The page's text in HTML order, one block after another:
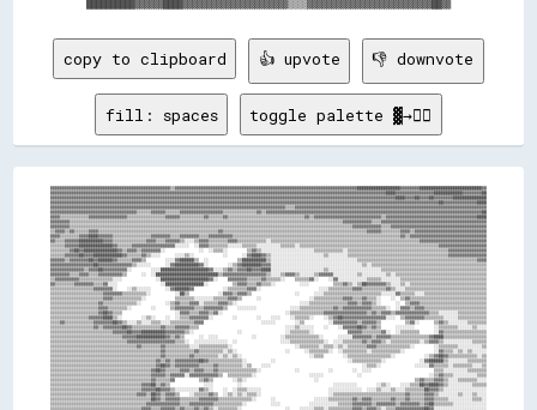
copy to clipboard 👍 upvote 👎 downvote
fill: spaces toggle palette ▓→✊🏽
▓▓▓▓▓▓▓▓▓▓▓▓▓▓▓▓▓▓▓▓▓▓▓▓▓▓▓▓▓▓▓▓▓▓▓▓▓▓▓▓▓▓▓▓▓▓▓▓▓▓▒▒▓▓▓▓▓▓▓▓▓▓▓▓▓▓▓▓▓▓▓▓▓▓▓▓▓▓▓▓▓▓▓▓▓▓▓▓▓▓▓▓▓▓▓▓▓▓▓▓▓▓▓▓▓▓▓▓▓▓▓▓▓▓▓▓▓▓▓▓▓▓▓▓▓▓▓▓██████████████████▓▓▓▓▓▓▓▓██████████████████████████▓▓
▓▓▓▓▓▓▓▓▓▓▓▓▓▓▓▓▓▓▓▓▓▓▓▓▓▓▓▓▓▓▓▓▓▓▓▓▓▓▓▓▓▓▓▓▓▓▓▓▓▓▓▓▓▓▓▓▓▓▓▓▓▓▓▓▓▓▓▓▓▓▓▓▓▓▓▓▓▓▓▓▓▓▓▓▓▓▓▓▓▓▓▓▓▓▓▓▓▓▓▓▓▓▓▓▓▓▓▓▓▓▓▓▓▓▓▓▓▓▓▓▓▓▓▓▓▓▓▓▓▓▓▓▓▓▓▓▓▓▓▓████▓▓▓▓▓▓▓▓▓▓▓▓▓▓▓▓████████████▓▓▓▓▓▓▓▓██
▓▓▓▓▓▓▓▓▓▓▓▓▓▓▓▓▓▓▓▓▓▓▓▓▓▓▓▓▓▓▓▓▓▓▓▓▓▓▓▓▓▓▓▓▓▓▓▓▓▓▓▓▓▓▓▓▓▓▓▓▓▓▓▓▓▓▓▓▓▓▓▓▓▓▓▓▓▓▓▓▓▓▓▓▓▓▓▓▓▓▓▓▓▓▓▓▓▓▓▓▓▓▓▓▓▓▓▓▓▓▓▓▓▓▓▓▓▓▓▓▓▓▓▓▓▓▓▓▓▓▓▓▓▓▓▓▓▓▓▓▓▓▓▓████▓▓▓▓██▓▓▓▓██▓▓▓▓▓▓▓▓██████████████
▓▓▓▓▓▓▓▓▓▓▓▓▓▓▓▓▓▓▓▓▓▓▓▓▓▓▓▓▓▓▓▓▓▓▓▓▓▓▓▓▓▓▓▓▓▓▓▓▓▓▓▓▓▓▓▓▓▓▓▓▓▓▓▓▓▓▓▓▓▓▓▓▓▓▓▓▓▓▓▓▓▓▓▓▓▓▓▓▓▓▓▓▓▓▓▓▓▓▓▓▓▓▓▓▓▓▓▓▓▓▓▓▓▓▓▓▓▓▓▓▓▓▓▓▓▓▓▓▓▓▓▓▓▓▓▓▓▓▓▓▓▓▓▓▓▓▓▓▓▓▓▓▓▓▓▓▓▓▓▓▓▓██▓▓▓▓▓▓▓▓▓▓▓▓▓▓████
▓▓▓▓▓▓▓▓▓▓▓▓▓▓▓▓▓▓▓▓▓▓▓▓▓▓▓▓▓▓▓▓▓▓▓▓▓▓▓▓▓▓▓▓▓▓▓▓▓▓▓▓▓▓▓▓▓▓▓▓▓▓▓▓▓▓▓▓▓▓▓▓▓▓▓▓▓▓▓▓▓▓▓▓▓▓▓▓▓▓▓▓▓▓▓▓▓▓▒▒▒▒▓▓▓▓▓▓▓▓▓▓▓▓▓▓▓▓▓▓▓▓▓▓▓▓▓▓▓▓▓▓▓▓▓▓▓▓▓▓▓▓▓▓▓▓▓▓▓▓▓▓▓▓▓▓▓▓▓▓▓▓▓▓▓▓▓▓▓▓▓▓▓▓▓▓▓▓▓▓▓▓
▓▓▓▓▓▓▓▓▓▓▓▓▓▓▓▓▓▓▓▓▓▓▓▓▓▓▓▓▓▓▓▓▓▓▓▓▒▒▒▒▒▒▓▓▓▓▓▓▒▒▒▒▒▒▓▓▓▓▓▓▓▓▓▓▓▓▓▓▓▓▓▓▒▒▒▒▒▒▒▒▒▒▒▒▒▒▓▓▒▒▓▓▓▓▓▓▓▓▓▓▓▓▓▓▓▓▓▓▓▓▓▓▓▓▓▓▓▓▓▓▓▓▓▓▓▓▓▓▓▓▓▓▓▓▓▓▓▓▓▓▓▓▓▓▓▓▓▓▓▓▓▓▓▓▓▓▓▓▓▓▓▓▓▓▓▓▓▓▓▓▓▓▓▓▓▓▓▓▓▓██
▓▓▓▓▒▒▒▒▒▒▒▒▒▒▒▒▓▓▓▓▓▓▓▓▓▓▓▓▓▓▓▓▒▒▒▒▒▒▒▒▒▒▒▒▒▒▒▒▓▓▓▓▓▓▒▒▒▒▒▒▒▒▒▒▓▓▒▒▒▒▒▒▓▓▒▒▒▒▒▒▒▒▒▒▒▒▒▒▒▒▒▒▒▒▒▒▒▒▒▒▒▒▒▒▒▒▓▓▒▒▓▓▓▓▓▓▓▓▓▓▓▓▓▓▓▓▓▓▓▓▓▓▓▓▓▓▓▓▒▒▓▓▓▓▓▓▓▓▓▓▓▓▓▓▓▓▓▓▓▓▓▓▓▓▓▓▓▓▓▓▓▓▓▓▓▓▓▓████
▓▓▓▓▓▓▓▓▒▒▒▒▒▒▒▒▒▒▒▒▒▒▒▒▒▒▒▒▒▒▒▒▒▒▒▒▒▒▒▒▒▒▒▒▒▒▒▒▒▒▒▒▒▒▒▒▒▒▒▒▒▒▒▒▒▒▒▒▒▒▒▒▒▒▒▒▒▒▒▒▒▒▒▒▒▒▒▒▒▒▒▒▒▒▒▒▒▒▒▒▒▒▒▒▒▒▒▒▒▒▒▒▒▒▒▒▒▒▒▒▒▒▓▓▓▓▓▓▓▓▓▓▓▓▒▒▒▒▓▓▓▓▓▓▓▓▓▓▓▓▓▓▓▓▓▓▓▓▓▓▓▓▓▓▓▓▓▓▓▓▓▓▓▓▓▓▓▓▓▓▓▓
▓▓▓▓▓▓▓▓▒▒▒▒▒▒▒▒▒▒▒▒▒▒▒▒▒▒▒▒▒▒▒▒▒▒▒▒▒▒▒▒▒▒▒▒▒▒▒▒▒▒▒▒▒▒▒▒▒▒▒▒▒▒▒▒▒▒▒▒▒▒▒▒▒▒▒▒▒▒▒▒▒▒▒▒▒▒▒▒▒▒▒▒▒▒▒▒▒▒▒▒▒▒▒▒▒▒▒▒▒▒▒▒▒▒▒▒▒▒▒▒▒▒▒▒▒▒▓▓▓▓▓▓▓▓▓▓▓▓▒▒▒▒▓▓▓▓▓▓▓▓▓▓▓▓▓▓▓▓▓▓▓▓▓▓▓▓▓▓▓▓▓▓▓▓▓▓▓▓▓▓▓▓
▒▒▓▓▓▓▒▒▓▓▒▒▒▒▒▒▓▓▓▓▒▒▒▒▒▒▒▒▒▒▒▒▒▒▒▒▒▒▒▒▒▒▒▒▒▒▒▒▒▒▒▒▒▒▒▒▒▒▒▒▒▒▒▒▒▒▒▒▒▒▓▓▒▒▒▒▒▒▒▒▒▒▒▒▒▒▒▒▒▒▒▒▒▒▒▒▒▒▒▒▒▒▒▒▒▒▒▒▒▒▒▒▒▒▒▒▒▒▒▒▒▒▒▒▒▒▒▒▒▒▒▒▓▓▓▓▓▓▒▒▒▒▒▒▒▒▓▓▓▓▒▒▓▓▓▓▓▓▓▓▓▓▓▓▓▓▓▓▓▓▓▓▓▓▓▓▓▓▓▓▓▓
▓▓▓▓▒▒▒▒▒▒▒▒▓▓▓▓████▓▓▓▓▓▓▒▒▒▒▒▒▒▒▒▒▒▒▒▒▒▒▓▓▓▓▓▓▓▓▒▒▒▒▓▓▓▓▓▓▓▓▒▒▒▒▓▓▓▓▓▓▓▓▓▓▒▒▒▒▒▒▒▒▒▒▒▒▒▒▒▒▒▒▒▒▒▒▒▒▒▒▒▒▒▒▒▒▒▒▒▒▒▒▒▒▒▒▒▒▒▒▒▒▒▒▒▒▒▒▒▒▒▒▒▒▒▒▒▒▒▒▒▒▒▒▓▓▒▒▓▓▓▓▓▓▓▓▓▓▓▓▓▓▓▓▓▓▓▓▓▓▓▓▓▓▓▓▓▓▓▓
▓▓▒▒▒▒▓▓▓▓▓▓██████████▓▓▓▓▒▒▒▒▒▒▒▒▒▒▒▒▒▒▓▓▓▓▒▒▒▒▓▓▓▓▓▓▒▒░░░░▒▒▓▓▓▓▒▒▒▒▒▒▒▒▓▓▓▓▒▒▒▒▒▒▒▒▒▒▒▒░░▒▒▒▒▒▒▒▒▒▒▒▒▒▒▒▒▒▒▒▒▒▒▒▒▒▒▒▒▒▒▒▒▒▒▒▒▒▒▒▒▒▒▒▒▒▒▒▒▒▒▒▒▒▒▒▒▒▒▒▒▒▒▓▓▓▓▓▓▓▓▓▓▓▓▓▓▓▓▓▓▓▓▓▓▓▓▓▓▓▓
▒▒▒▒▒▒▓▓▓▓▓▓██████████████▓▓▒▒▒▒▒▒▓▓▓▓▓▓▓▓▓▓▓▓▓▓▓▓▓▓░░░░░░  ░░▓▓▓▓▒▒▒▒▒▒▒▒░░░░░░▒▒▒▒▒▒░░░░░░░░░░▒▒▒▒▒▒░░▒▒▒▒▒▒▒▒▒▒▒▒▒▒▒▒▒▒▒▒▒▒▒▒▒▒▒▒▒▒▒▒▒▒▒▒▒▒▒▒▒▒▒▒▒▒▒▒▒▒▒▒▒▒▒▒▒▒▓▓▓▓▓▓▓▓▓▓▓▓▓▓▓▓▓▓▓▓
▒▒▒▒▒▒▒▒▓▓██▓▓██████████████▓▓▒▒▓▓▓▓▒▒▓▓▓▓▓▓▓▓░░              ░░  ░░▒▒▒▒░░        ▒▒▓▓▒▒░░░░░░░░░░░░░░░░░░░░░░▒▒▒▒▒▒▒▒▒▒▒▒░░▒▒▒▒▒▒▒▒▒▒▒▒▒▒▒▒▒▒▒▒▒▒▒▒▒▒▒▒▒▒▒▒▒▒▒▒▒▒▒▒▒▒▓▓▓▓▓▓▓▓▓▓▓▓▓▓▓▓
▒▒▒▒▒▒▓▓▓▓▓▓██▓▓▓▓████████████▓▓▒▒▒▒▒▒▓▓▒▒░░░░      ░░░░▒▒░░            ░░      ░░▓▓████▓▓▒▒░░░░░░░░░░░░░░░░░░░░░░▒▒░░░░░░░░▒▒▒▒▒▒▒▒▒▒▒▒▒▒▒▒▒▒▒▒▒▒▒▒▒▒▒▒▒▒▒▒▒▒▒▒▒▒▒▒▒▒▓▓▓▓▓▓▓▓▓▓▓▓▓▓▓▓
▓▓▓▓▓▓▒▒▓▓▓▓▓▓▓▓██▓▓██████▓▓▒▒▒▒▒▒▓▓▓▓▒▒        ░░░░▓▓██████▒▒  ░░            ▒▒██████████▒▒░░░░░░░░░░░░░░░░░░░░░░░░░░░░░░░░░░░░▒▒▒▒▒▒▒▒▒▒▒▒▒▒▒▒▒▒▒▒▒▒▒▒▒▒▒▒▒▒▒▒▒▒▒▒▒▒▒▒▒▒▒▒▒▒▒▒▒▒▓▓▓▓
▓▓▓▓▓▓▓▓▓▓▓▓▓▓▓▓▓▓██▓▓▓▓▓▓▓▓▓▓▓▓▓▓▒▒░░░░░░      ░░▓▓██████████▓▓░░        ░░▒▒▓▓████████▓▓▓▓░░░░░░░░░░░░░░░░░░░░░░░░░░░░░░░░░░░░░░▒▒░░▒▒▒▒▒▒▒▒▒▒▒▒▒▒▒▒▒▒▒▒▒▒▒▒▒▒▒▒▒▒▒▒▒▒▒▒▒▒▒▒▒▒▒▒▒▒▒▒
▓▓▓▓▓▓▓▓▓▓▓▓▓▓▒▒▓▓▓▓██▓▓▓▓▓▓▓▓▓▓░░        ░░░░████████████████████▓▓░░░░▒▒▓▓▒▒▓▓▓▓██▓▓▓▓████░░░░░░░░░░░░░░░░░░░░░░▒▒░░░░░░░░░░░░░░░░░░░░░░▒▒▒▒▒▒▒▒▒▒▒▒▒▒▒▒▒▒▒▒▒▒▒▒▒▒▒▒▒▒▒▒▒▒▒▒▒▒▒▒▒▒▒▒
▓▓▓▓▓▓▓▓▒▒▒▒▓▓▓▓▒▒▒▒▓▓▓▓▓▓▓▓▓▓▒▒      ░░  ░░██████████████████████████▒▒▓▓▓▓▓▓▓▓▓▓▓▓▓▓▓▓▓▓▒▒░░░░▒▒▓▓▓▓▒▒░░░░░░▒▒▓▓▓▓▓▓░░░░░░░░░░▒▒░░░░░░░░░░▒▒░░▒▒▒▒▒▒▒▒▒▒▒▒▒▒▒▒▒▒▒▒▒▒▒▒▒▒▒▒▒▒▒▒▒▒▒▒▒▒
▒▒▓▓▓▓▓▓▓▓▓▓▒▒▒▒▒▒▒▒▒▒▒▒▒▒░░░░              ░░████████████████████▓▓░░    ▓▓▓▓▓▓▓▓▒▒▒▒▒▒▓▓▒▒▒▒▒▒░░    ▒▒▒▒▒▒▓▓░░    ░░▓▓░░░░░░░░░░░░▒▒▒▒▒▒░░░░░░░░▒▒▒▒▒▒▒▒▒▒▒▒▒▒▒▒▒▒▒▒▒▒▒▒▒▒▒▒▒▒▒▒▒▒▒▒
▓▓▒▒▒▒▒▒▒▒▓▓▓▓▓▓▓▓▒▒▒▒▓▓░░░░                  ░░████████████████░░          ▒▒▓▓▓▓▒▒▒▒▓▓▒▒▒▒░░          ░░░░          ▒▒▒▒▓▓▒▒░░▒▒██▓▓▓▓▓▓▓▓▒▒░░░░▒▒░░▒▒▒▒▒▒▒▒▒▒▒▒▒▒▒▒▒▒▒▒▒▒▒▒▒▒▒▒▒▒▒▒
▒▒▒▒▒▒▒▒▒▒▒▒▒▒▒▒▒▒▓▓▓▓▓▓▓▓░░    ░░▒▒░░░░░░      ░░▓▓██████▓▓            ░░▒▒▒▒▒▒▒▒▓▓▓▓░░                        ░░░░▒▒▒▒▒▒▒▒▒▒▓▓▓▓▒▒▒▒▒▒▒▒▒▒▓▓▒▒░░░░▒▒▒▒▒▒▒▒▒▒▒▒▒▒▒▒▒▒▒▒▒▒▒▒▒▒▒▒▒▒▒▒▒▒
▒▒▒▒▒▒▒▒▒▒▒▒▒▒▒▒▒▒▒▒▒▒▓▓▓▓▓▓▓▓▒▒▒▒▒▒▒▒▒▒░░          ░░██▒▒            ░░▓▓▓▓▒▒▓▓▓▓▒▒                  ░░      ░░░░▒▒▒▒▒▒▒▒▒▒▒▒▒▒▒▒▒▒▒▒▒▒▒▒░░░░░░▓▓▒▒▒▒▒▒░░░░▒▒▒▒▒▒▒▒▒▒▒▒▒▒▒▒▒▒▒▒▒▒▒▒▒▒
▒▒▒▒▒▒▒▒▒▒▒▒▒▒▒▒▒▒▒▒▒▒▓▓▓▓▒▒▒▒▒▒▒▒▒▒▒▒░░            ▒▒▒▒▒▒▒▒░░░░░░░░▒▒▒▒▒▒▓▓▓▓▒▒      ░░                    ░░▒▒▒▒▒▒▒▒▒▒▒▒▓▓▓▓▒▒▒▒▓▓▒▒▒▒░░    ░░  ▒▒▓▓▒▒▒▒▒▒▒▒▒▒▒▒▒▒▒▒▒▒▒▒▒▒▒▒▒▒▒▒▒▒▒▒
▒▒▒▒▒▒▒▒▒▒▒▒▒▒▒▒▒▒▒▒▓▓▒▒▒▒▒▒▒▒▒▒▒▒▒▒░░          ░░▒▒▓▓▒▒▒▒▓▓▓▓░░▒▒▒▒▒▒▓▓▓▓▒▒░░                          ░░░░▒▒▒▒▒▒▒▒▒▒▒▒▒▒▒▒▓▓▓▓▒▒▓▓▓▓▒▒░░      ░░  ▒▒▓▓▓▓▒▒▒▒▒▒▒▒▒▒▒▒▒▒▒▒▒▒▒▒▒▒▒▒▒▒▒▒
▒▒▒▒▒▒▒▒▒▒▒▒▒▒▒▒▒▒▒▒▓▓▓▓▒▒▒▒▒▒▒▒░░        ░░      ▒▒▓▓▓▓▓▓▓▓▒▒▒▒▓▓▓▓▓▓▓▓▒▒    ░░░░░░░░              ░░░░▒▒▒▒▒▒▒▒▒▒▒▒▒▒▓▓▒▒▓▓▓▓▓▓▓▓▓▓▓▓▒▒▒▒▒▒░░  ░░▓▓▓▓▒▒▓▓▓▓▒▒▒▒▒▒▒▒▒▒▒▒▒▒▒▒▒▒▒▒▒▒▒▒▒▒
▒▒▒▒▒▒▒▒▒▒▒▒▒▒▒▒▒▒▒▒▓▓██▓▓▒▒▒▒                      ░░▓▓▓▓▒▒▒▒▓▓▓▓▒▒▓▓░░                          ░░▒▒▒▒▒▒▒▒▒▒▒▒▒▒▓▓▓▓▓▓▓▓▓▓▓▓▓▓▓▓▓▓▒▒▓▓▒▒▓▓▓▓▒▒▓▓▓▓▓▓▓▓▓▓▓▓▓▓▒▒▒▒░░░░░░░░▒▒▒▒▒▒▒▒▒▒▒▒
▒▒▒▒▒▒▒▒▒▒▒▒▒▒▒▒▓▓▓▓▓▓████▒▒░░        ░░▒▒░░    ░░  ░░▒▒▒▒▓▓▓▓▓▓▓▓░░        ░░        ░░    ░░░░    ░░▒▒▒▒▒▒░░    ░░▒▒▓▓██▓▓▓▓▓▓▓▓▓▓▓▓▓▓▓▓▓▓░░░░  ▒▒▓▓▓▓▓▓▓▓▒▒▒▒▒▒▒▒░░░░░░▒▒▒▒▒▒▒▒▒▒▒▒
▒▒▒▒▓▓▒▒▒▒▒▒▒▒▒▒▒▒▓▓▓▓▓▓▓▓██▓▓▒▒░░░░▒▒░░░░▒▒▒▒░░░░▒▒▒▒▒▒▒▒▒▒▓▓▓▓                        ░░░░░░        ░░▒▒          ░░▓▓▓▓▓▓▓▓▓▓▒▒▓▓▓▓▓▓▒▒          ▒▒▓▓░░      ▒▒▓▓▒▒░░░░░░░░▒▒▒▒▒▒▒▒
▒▒▒▒▒▒▒▒▒▒▒▒▒▒▒▒▒▒▓▓▒▒▓▓▓▓▓▓▓▓██▓▓▒▒▒▒▒▒▒▒▒▒▒▒▓▓▒▒▒▒▓▓▓▓▓▓▒▒▒▒                                    ░░░░▒▒░░░░░░    ░░    ░░▓▓▓▓▓▓██▓▓▒▒▓▓▒▒      ░░░░░░░░        ░░▒▒▒▒▒▒▒▒░░░░░░▒▒░░░░
▒▒▒▒▒▒▒▒▒▒▒▒▒▒▒▒▒▒▒▒▒▒▒▒▒▒▓▓▓▓▓▓██▓▓▓▓██████████▓▓▓▓▓▓▓▓▒▒░░                  ░░                  ░░▒▒▒▒▒▒▒▒░░              ▓▓▓▓▓▓▒▒▒▒▒▒▒▒▓▓░░  ░░▒▒▒▒▒▒▒▒      ░░▓▓▒▒▒▒▒▒▒▒▒▒▒▒▒▒▒▒▒▒
▒▒▒▒▒▒▒▒▒▒▒▒▒▒▒▒▒▒▒▒▒▒▒▒▒▒▒▒▒▒▓▓▓▓▓▓████████████▓▓▒▒▓▓▒▒      ░░  ░░░░              ░░          ░░▒▒▒▒▒▒▒▒▒▒▒▒▒▒░░      ░░░░░░▓▓▓▓▓▓▓▓▒▒▓▓▓▓▓▓▒▒▒▒▒▒▒▒▒▒▒▒▒▒▒▒▓▓████▒▒▒▒▒▒▒▒▒▒▒▒▒▒▒▒▒▒
▒▒▒▒▒▒▒▒▒▒▒▒▒▒▒▒▒▒▒▒▒▒▒▒▒▒▒▒▒▒▒▒▓▓▓▓▓▓▓▓▓▓▓▓▓▓▓▓▓▓▓▓▒▒▒▒░░  ░░░░░░░░░░░░░░  ░░                  ░░░░▒▒▒▒▒▒▒▒▒▒▒▒▒▒░░  ░░░░▒▒▒▒▒▒▒▒▓▓▒▒▓▓▓▓▒▒░░▒▒▒▒▒▒▒▒▒▒▒▒░░▒▒▓▓▓▓▒▒░░░░░░░░░░░░▒▒▒▒▒▒
▒▒▒▒▒▒▒▒▒▒▒▒▒▒▒▒▒▒▒▒▒▒▒▒▒▒▒▒▒▒▒▒▒▒▒▒▓▓▒▒▒▒▒▒▒▒▓▓▒▒▒▒▒▒▒▒▒▒░░░░▒▒▒▒▒▒▒▒▒▒▒▒░░                          ░░▒▒▒▒▒▒▒▒░░▒▒▒▒░░▒▒░░▒▒▒▒▒▒▒▒▓▓▓▓▒▒▒▒▒▒▒▒▒▒▒▒▒▒░░        ░░▒▒▒▒▒▒▒▒░░░░░░░░░░▒▒
▒▒▒▒▒▒▒▒▒▒▒▒▒▒▒▒▒▒▒▒▒▒▒▒▒▒▒▒▒▒▒▒▒▒▒▒▒▒▒▒▒▒▒▒▒▒▓▓▒▒▒▒▒▒▒▒▒▒▒▒▓▓▒▒▒▒▒▒▒▒▒▒░░▒▒░░                    ░░      ░░▒▒▒▒▒▒▒▒░░  ░░▒▒▒▒▒▒▒▒▒▒░░▒▒▒▒▒▒▒▒▒▒▒▒░░            ░░▓▓▒▒▒▒░░▒▒░░▒▒░░░░░░
▒▒▒▒▒▒▒▒▒▒▒▒▒▒▒▒▒▒▒▒▒▒▒▒▒▒▒▒▒▒▒▒▒▒▒▒▒▒▒▒▒▒▒▒▒▒▓▓▒▒▒▒▒▒▒▒▒▒▓▓▒▒▒▒▒▒▒▒▒▒░░▒▒░░▒▒░░                            ░░▒▒▒▒        ░░▒▒▒▒▒▒▒▒▒▒▒▒▒▒▒▒▒▒░░            ░░▒▒▓▓██▓▓▒▒▒▒▒▒▒▒▒▒▒▒░░▒▒
▒▒▒▒▒▒▒▒▒▒▒▒▒▒▒▒▒▒▒▒▒▒▒▒▒▒▒▒▒▒▒▒▒▒▒▒▒▒▒▒▒▒▒▒▓▓▒▒▓▓▒▒▓▓▓▓▓▓▓▓▓▓██▓▓▒▒▒▒▒▒▒▒▒▒▒▒▒▒░░          ░░                              ░░▒▒▒▒▒▒▒▒▒▒▒▒░░              ░░▓▓██████▒▒░░░░░░░░▒▒▒▒▒▒▒▒
▒▒▒▒▒▒▒▒▒▒▒▒▒▒▒▒▒▒▒▒▒▒▒▒▒▒▒▒▒▒▒▒▒▒▒▒▒▒▒▒▒▒▒▒▓▓██▓▓▒▒▓▓▓▓▓▓▓▓▓▓▒▒▒▒▒▒▓▓▒▒▒▒▒▒▒▒▒▒░░▒▒    ░░░░                                      ░░▒▒▒▒░░              ░░░░░░▓▓▒▒▒▒▒▒░░▒▒▒▒▒▒▒▒░░░░▒▒
▒▒▒▒▒▒▒▒▒▒▒▒▒▒▒▒▒▒▒▒▒▒▒▒▒▒▒▒▒▒▒▒▒▒▒▒▒▒▒▒▒▒▓▓██▓▓▒▒▒▒▒▒▓▓▓▓▒▒▓▓▓▓▒▒▒▒▓▓▒▒▒▒▒▒▒▒▒▒▒▒▒▒▒▒░░              ░░            ░░        ░░  ░░░░                          ▒▒▒▒░░░░░░░░░░▒▒▒▒▒▒▒▒
▒▒▒▒▒▒▒▒▒▒▒▒▒▒▒▒▒▒▒▒▒▒▒▒▒▒▒▒▒▒▒▒▒▒▒▒▒▒▒▒▒▒▓▓▓▓▓▓▒▒▓▓▓▓▓▓░░▓▓▓▓▓▓▓▓▓▓▓▓▒▒  ▒▒▒▒▒▒▒▒▒▒░░                      ░░░░░░              ░░                            ░░▒▒▓▓▒▒▒▒░░░░░░░░░░▒▒▒▒
▒▒▒▒▒▒▒▒▒▒▒▒▒▒▒▒▒▒▒▒▒▒▒▒▒▒▒▒▒▒▒▒▒▒▒▒▒▒▒▒▒▒▓▓▒▒▒▒▒▒▓▓          ▒▒▓▓▒▒        ░░▒▒░░                            ░░                                        ▒▒▓▓▒▒▒▒▓▓▓▓▒▒░░░░▒▒▒▒▒▒▒▒░░░░
▒▒▒▒▒▒▒▒▒▒▒▒▒▒▒▒▒▒▒▒▒▒▒▒▒▒▒▒▒▒▒▒▒▒▒▒▒▒▓▓▓▓██▒▒▓▓▒▒              ░░░░          ░░                                      ░░░░░░░░░░        ░░▒▒░░    ░░░░▒▒▒▒██▓▓████▓▓▒▒░░░░░░░░░░▒▒▒▒▒▒
▒▒▒▒▒▒▒▒▒▒▒▒▒▒▒▒▒▒▒▒▒▒▒▒▒▒▒▒▒▒▒▒▒▒▒▒▒▒▓▓▓▓▓▓██▓▓▓▓▒▒░░░░░░░░░░▓▓▒▒░░    ░░  ░░▒▒▒▒░░░░░░                            ░░░░░░░░░░░░░░  ░░░░▒▒░░░░▒▒░░░░▒▒▒▒▒▒▒▒██▓▓▓▓▒▒░░░░░░░░░░░░░░░░░░
▒▒▒▒▒▒▒▒▒▒▒▒▒▒▒▒▒▒▒▒▒▒▒▒▒▒▒▒▒▒▒▒▒▒▒▒▓▓▓▓▒▒██▓▓▒▒▓▓▓▓▒▒    ░░▒▒▒▒▒▒▓▓▒▒  ░░▒▒░░▒▒░░▒▒▒▒░░                            ░░▒▒▒▒▒▒▒▒▒▒▒▒▒▒▒▒▒▒▒▒▒▒▒▒▒▒▒▒▒▒▓▓▒▒▒▒▒▒▓▓▓▓▒▒░░░░░░░░▒▒░░░░▒▒░░░░
▒▒▒▒▒▒▒▒▒▒▒▒▒▒▒▒▒▒▒▒▒▒▒▒▒▒▒▒▒▒▒▒▒▒▒▒▒▒▒▒▒▒██▓▓▒▒▓▓▓▓▓▓▒▒▒▒▒▒▒▒▓▓▓▓▓▓▓▓▒▒▒▒▒▒▒▒▒▒▒▒▒▒░░      ░░                ░░░░░░▒▒▒▒▒▒▒▒▒▒▓▓▒▒▓▓▓▓▒▒▒▒▒▒▒▒▓▓▒▒▒▒▓▓▒▒▒▒▒▒▓▓▓▓▒▒▒▒▒▒░░░░░░░░░░▒▒▒▒░░
▒▒▒▒▒▒▒▒▒▒▒▒▒▒▒▒▒▒▒▒▒▒▒▒▒▒▒▒▒▒▒▒▒▒▒▒▒▒▒▒▓▓▓▓▓▓▓▓▓▓▓▓▓▓▒▒▒▒▓▓▓▓▓▓▓▓▓▓▒▒▒▒▒▒▒▒▒▒▒▒░░          ░░░░            ░░░░░░░░░░░░▒▒▒▒▒▒▓▓▓▓▓▓▓▓▒▒▓▓▓▓▓▓▓▓▒▒▓▓▓▓▓▓▓▓▒▒▓▓██▒▒▒▒▒▒▒▒░░░░░░░░░░░░░░
▒▒▒▒▒▒▒▒▒▒▒▒▒▒▒▒▒▒▒▒▒▒▒▒▒▒▒▒▒▒▒▒▒▒▒▒▒▒▓▓▓▓▒▒▒▒▓▓▓▓▓▓▒▒▓▓▒▒▒▒▓▓▒▒▓▓▒▒░░▒▒▒▒▒▒▒▒░░                  ░░    ░░░░░░▒▒▒▒░░▒▒▒▒▒▒▒▒▒▒▓▓▓▓▒▒▓▓▓▓▒▒░░▒▒▒▒▓▓▓▓▓▓▓▓▓▓▓▓██▓▓░░░░░░░░░░░░░░░░░░░░░░
▒▒▒▒▒▒▒▒▒▒▒▒▒▒▒▒▒▒▒▒▒▒▒▒▒▒▒▒▒▒▒▒▒▒▒▒▒▒▒▒▓▓▓▓▓▓▒▒▓▓▓▓▒▒▓▓▓▓▓▓▒▒▒▒▒▒▒▒▒▒▒▒▒▒░░          ░░░░        ░░  ░░░░▒▒░░░░▒▒▒▒▒▒▒▒▒▒▓▓▒▒▓▓▓▓▓▓▓▓▒▒    ░░░░▓▓▓▓▓▓▓▓██████▒▒░░░░░░░░░░░░░░░░░░░░░░
▒▒▒▒▒▒▒▒▒▒▒▒▒▒▒▒▒▒▒▒▒▒▒▒▒▒▒▒▒▒▒▒▒▒▒▒▒▒▒▒▒▒▓▓▓▓▒▒▒▒▓▓▓▓██▒▒▒▒░░▒▒▒▒▒▒▒▒▒▒░░        ░░░░                ░░░░░░░░▒▒▒▒▓▓▓▓▓▓▒▒▓▓▒▒▓▓▓▓▓▓▓▓    ░░  ░░░░▓▓██████▓▓▒▒▒▒▒▒░░░░░░░░░░░░░░░░░░▒▒
▒▒▒▒▒▒▒▒▒▒▒▒▒▒▒▒▒▒▒▒▒▒▒▒▒▒▒▒▒▒▒▒▒▒▒▒▒▒▒▒▒▒▒▒▒▒▓▓▓▓▒▒▓▓▒▒▒▒▒▒▒▒░░░░▒▒▒▒░░        ░░              ░░    ░░▒▒▒▒▒▒▓▓▒▒▒▒▒▒▓▓▓▓▒▒▓▓▓▓▒▒          ░░░░▒▒▓▓████▓▓▒▒░░░░░░░░░░░░░░░░░░░░░░░░░░
▒▒▒▒▒▒▒▒▒▒▒▒▒▒▒▒▒▒▒▒▒▒▒▒▒▒▒▒▒▒▒▒▒▒▒▒▒▒▒▒▒▒▒▒▒▒▓▓▓▓▓▓▓▓▒▒▒▒▒▒▒▒▒▒▒▒▒▒          ░░░░                        ▒▒▒▒▓▓▒▒▓▓▒▒▓▓▓▓▓▓▓▓            ░░  ░░▓▓████▓▓▒▒░░░░░░░░░░░░░░▒▒▒▒░░░░░░░░░░
▒▒▒▒▒▒▒▒▒▒▒▒▒▒▒▒▒▒▒▒▒▒▒▒▒▒▒▒▒▒▒▒▒▒▒▒▒▒▒▒▒▒▒▒▒▒▒▒▓▓▓▓▓▓▓▓▒▒▒▒▒▒░░            ░░                            ░░▓▓██▓▓▒▒▓▓▓▓▓▓▓▓░░          ░░▒▒▓▓▓▓██▓▓▒▒▒▒░░░░░░░░░░░░░░░░░░░░░░░░░░▒▒░░
▒▒▒▒▒▒▒▒▒▒▒▒▒▒▒▒▒▒▒▒▒▒▒▒▒▒▒▒▒▒▒▒▒▒▒▒▒▒▒▒▒▒▒▒▒▒▒▒▒▒▒▒▓▓▓▓▓▓▒▒░░              ░░          ░░          ░░░░░░░░░░▒▒▓▓▓▓██▓▓██▓▓░░  ░░░░░░░░▒▒▓▓██▓▓▒▒░░░░░░░░░░░░░░░░░░░░░░░░░░░░░░░░░░▒▒
▒▒▒▒▒▒▒▒▒▒▒▒▒▒▒▒▒▒▒▒▒▒▒▒▒▒▒▒▒▒▒▒▒▒▒▒▒▒▒▒▒▒▒▒▒▒▒▒▒▒▒▒▒▒▓▓▓▓▓▓▒▒░░                                  ▒▒▒▒          ▒▒▓▓▓▓▓▓▒▒▒▒▓▓▒▒░░░░▒▒▓▓██▓▓▒▒░░░░░░░░░░░░░░░░░░░░░░░░░░░░░░░░░░░░░░░░
▒▒▒▒▒▒▒▒▒▒▒▒▒▒▒▒▒▒▒▒▒▒▒▒▒▒▒▒▒▒▒▒▒▒▒▒▒▒▒▒▒▒▒▒▒▒▒▒▒▒▒▒▒▒▒▒▓▓▓▓▓▓▒▒░░              ░░░░▒▒░░        ▒▒▓▓▓▓▒▒░░░░░░░░▒▒▒▒▓▓